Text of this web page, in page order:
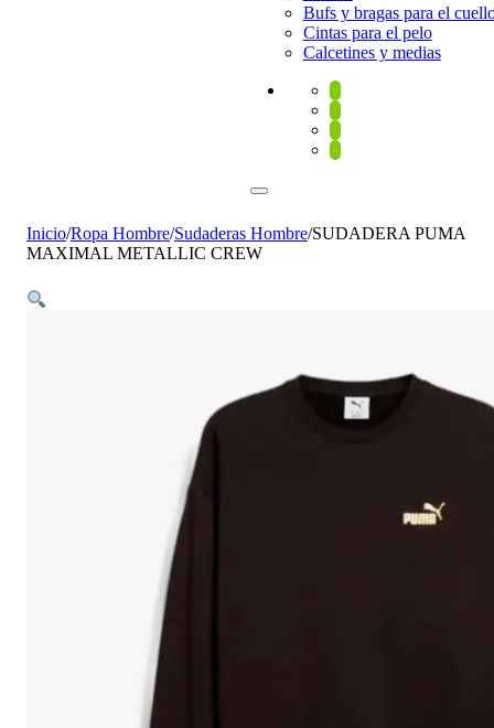
Bufs y bragas para el
Cintas para el pelo
Calcetines y medias
Inicio/Ropa Hombre/Sudaderas Hombre/SUDADERA PUMA
MAXIMAL METALLIC CREW